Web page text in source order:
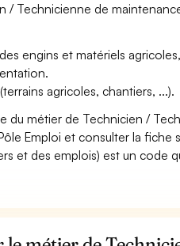
/ Technicienne de
engins et matériels
agricoles, chantiers, ...).
du métier de Technicien /
Emploi et consulter la fiche
et des emplois) est un code